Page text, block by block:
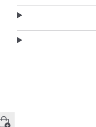
Ove tenisice daju ti
sigurnost i udobnost